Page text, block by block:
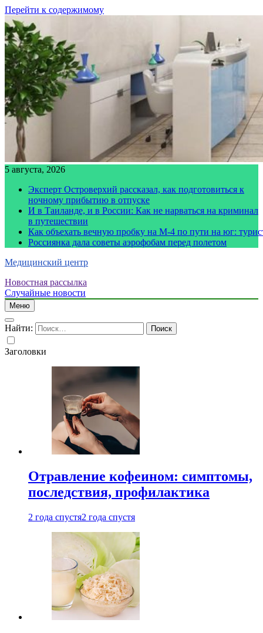
Перейти к содержимому
5 августа, 2026
Эксперт Островерхий рассказал, как подготовиться к
ночному прибытию в отпуске
И в Таиланде, и в России: Как не нарваться на криминал
в путешествии
Как объехать вечную пробку на М-4 по пути на юг:
Россиянка дала советы аэрофобам перед полетом
Медицинский центр
Новостная рассылка
Случайные новости
Меню
Найти:
Заголовки
Отравление кофеином: симптомы,
последствия, профилактика
2 года спустя2 года спустя